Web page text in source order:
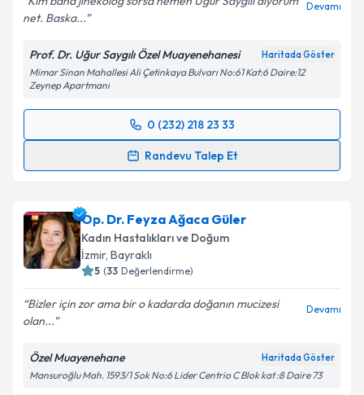
'ni okudum ve kişisel verilerimin belirtilen
kapsamda işlenmesini kabul ediyorum.
Takvim Talebini Gönder
net. Baska...
Devamı
Prof. Dr. Uğur Saygılı Özel Muayenehanesi Haritada Göster
Mimar Sinan Mahallesi Ali Çetinkaya Bulvarı No:61 Kat:6 Daire:12
Zeynep Apartmanı
0 (232) 218 23 33
Randevu Talep Et
Randevu Takvimi Talebi
takvim hazırlandığında e-posta ile bilgilendireceğiz.
E-posta Adresiniz
kapsamda işlenmesini kabul ediyorum.
Op. Dr. Feyza Ağaca Güler
Kadın Hastalıkları ve Doğum
İzmir, Bayraklı
5 (33 Değerlendirme)
Bizler için zor ama bir o kadarda doğanın mucizesi
olan...
Devamı
Özel Muayenehane Haritada Göster
Mansuroğlu Mah. 1593/1 Sok No:6 Lider Centrio C Blok kat :8 Daire 73